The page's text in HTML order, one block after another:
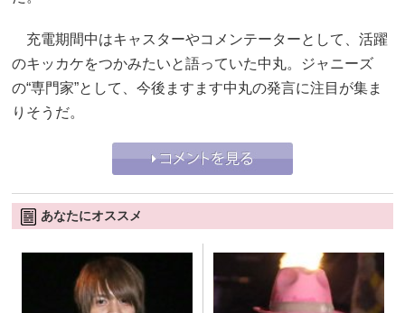
充電期間中はキャスターやコメンテーターとして、活躍
のキッカケをつかみたいと語っていた中丸。ジャニーズ
の“専門家”として、今後ますます中丸の発言に注目が集ま
りそうだ。
あなたにオススメ